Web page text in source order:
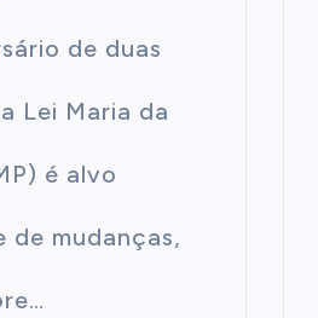
de duas
Lei Maria da
é alvo
de mudanças,